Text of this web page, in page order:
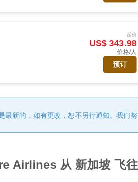
起价
US$ 343.98
价格/人
预订
最新的，如有更改，恕不另行通知。我们努
Airlines 从 新加坡 飞